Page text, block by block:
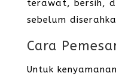
terawat, bersih,
sebelum
Cara
Untuk